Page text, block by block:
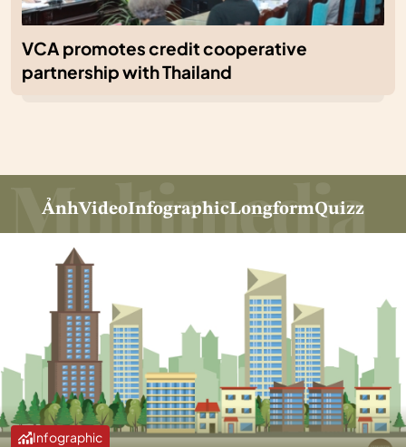
VCA promotes credit cooperative
partnership with Thailand
ẢnhVideoInfographicLongformQuizz
Infographic